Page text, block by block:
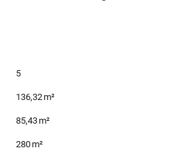
5
136,32 m²
85,43 m²
280 m²